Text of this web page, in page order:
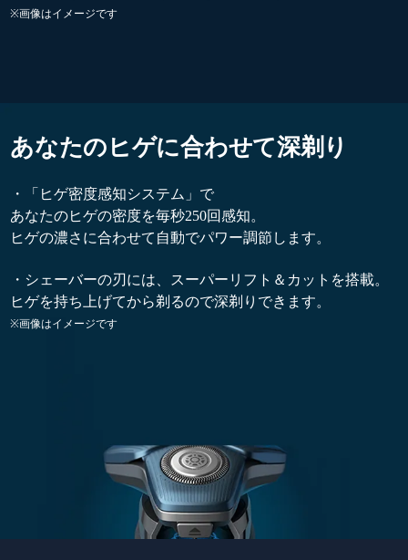
※画像はイメージです
あなたのヒゲに合わせて深剃り
・「ヒゲ密度感知システム」で
あなたのヒゲの密度を毎秒250回感知。
ヒゲの濃さに合わせて自動でパワー調節します。
・シェーバーの刃には、スーパーリフト＆カットを搭載。
ヒゲを持ち上げてから剃るので深剃りできます。
※画像はイメージです